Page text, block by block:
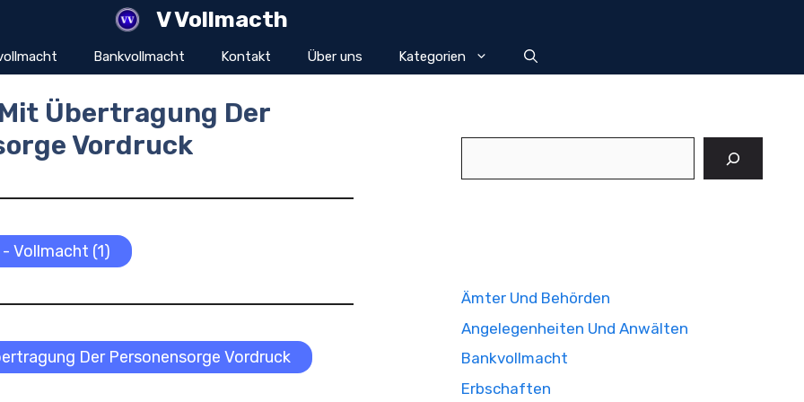
V Vollmacth
Bankvollmacht Kontakt Über uns Kategorien
Übertragung Der
Vordruck
- Vollmacht (1)
Der Personensorge Vordruck
Ämter Und Behörden
Angelegenheiten Und Anwälten
Bankvollmacht
Erbschaften